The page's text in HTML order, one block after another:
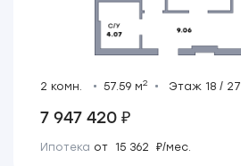
2 комн. 57.59 м2 Этаж 18 / 27
7 947 420 ₽
Ипотека от 15 362 ₽/мес.